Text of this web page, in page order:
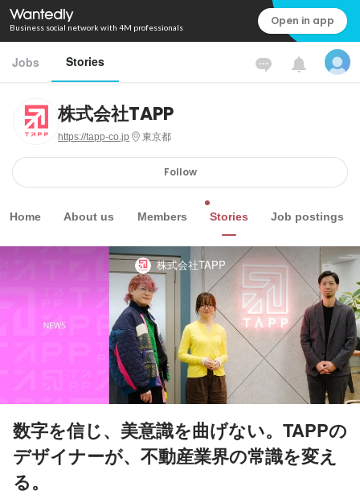
Business social network with 4M professionals Open in app
Jobs Stories
株式会社TAPP
https://tapp-co.jp 東京都
Follow
Home About us Members Stories Job postings
株式会社TAPP
数字を信じ、美意識を曲げない。TAPPの
デザイナーが、不動産業界の常識を変え
る。